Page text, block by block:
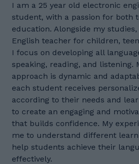
I am a 25 year old electronic
student, with a passion for both
education. Alongside my
English teacher for children,
I focus on developing all
speaking, reading, and listening.
approach is dynamic and
each student receives
according to their needs and
to create an engaging and
that builds confidence. My
me to understand different
help students achieve their
effectively.